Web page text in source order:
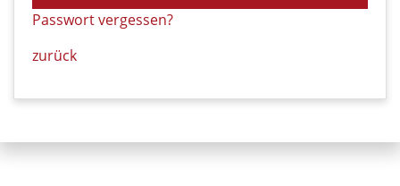
Passwort vergessen?
zurück